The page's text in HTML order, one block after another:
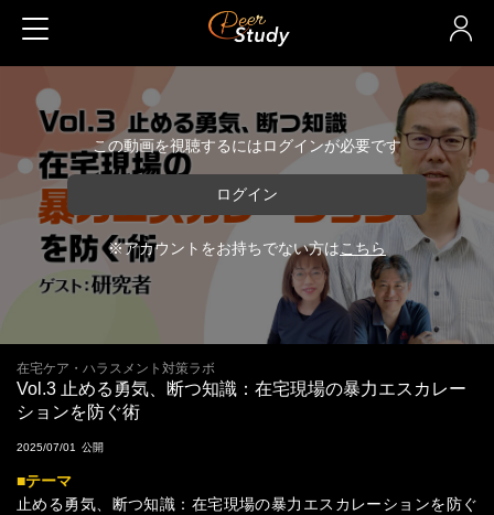
この動画を視聴するにはログインが必要です
ログイン
※アカウントをお持ちでない方はこちら
在宅ケア・ハラスメント対策ラボ
Vol.3 止める勇気、断つ知識：在宅現場の暴力エスカレー
ションを防ぐ術
2025/07/01
■テーマ
止める勇気、断つ知識：在宅現場の暴力エスカレーションを防ぐ